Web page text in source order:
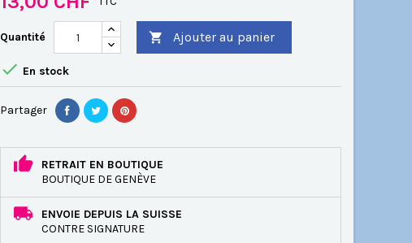
Quantité  Ajouter au panier
 En stock
Partager
RETRAIT EN BOUTIQUE
BOUTIQUE DE GENÈVE
ENVOIE DEPUIS LA SUISSE
CONTRE SIGNATURE